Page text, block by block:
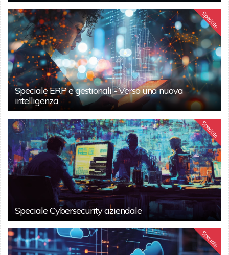
Speciale
Speciale ERP e gestionali - Verso una nuova
intelligenza
Speciale
Speciale Cybersecurity aziendale
Speciale